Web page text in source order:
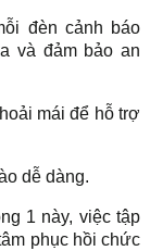
đèn cảnh báo
và đảm bảo an
mái để hỗ trợ
dễ dàng.
1 này, việc tập
phục hồi chức